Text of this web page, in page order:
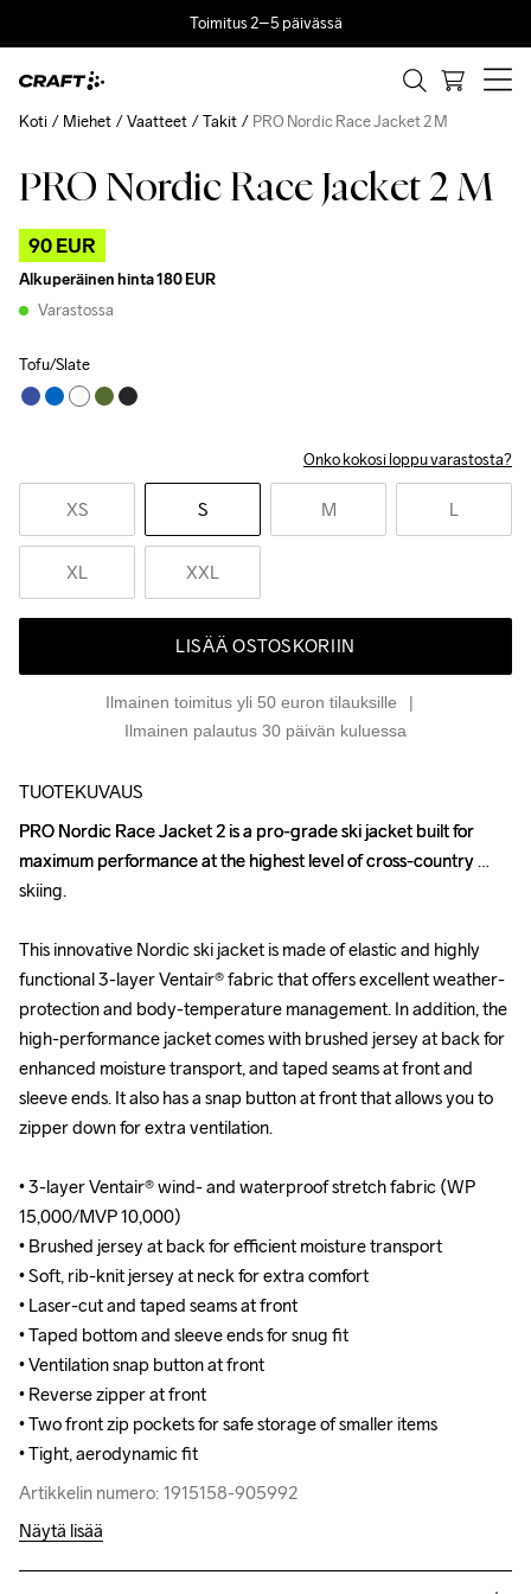
Toimitus 2–5 päivässä
PRO Nordic Race Jacket 2 M
90 EUR
Alkuperäinen hinta180 EUR
Varastossa
Tofu/Slate
Onko kokosi loppu varastosta?
XS S M L
XL XXL
LISÄÄ OSTOSKORIIN
Ilmainen toimitus yli 50 euron tilauksille
Ilmainen palautus 30 päivän kuluessa
Koti Miehet Vaatteet Takit PRO Nordic Race Jacket 2 M
Outlet
TUOTEKUVAUS
PRO Nordic Race Jacket 2 is a pro-grade ski jacket built for
maximum performance at the highest level of cross-country
skiing.
This innovative Nordic ski jacket is made of elastic and highly
functional 3-layer Ventair® fabric that offers excellent weather-
protection and body-temperature management. In addition, the
high-performance jacket comes with brushed jersey at back for
enhanced moisture transport, and taped seams at front and
sleeve ends. It also has a snap button at front that allows you to
zipper down for extra ventilation.
• 3-layer Ventair® wind- and waterproof stretch fabric (WP
15,000/MVP 10,000)
• Brushed jersey at back for efficient moisture transport
• Soft, rib-knit jersey at neck for extra comfort
• Laser-cut and taped seams at front
• Taped bottom and sleeve ends for snug fit
• Ventilation snap button at front
• Reverse zipper at front
• Two front zip pockets for safe storage of smaller items
• Tight, aerodynamic fit
Artikkelin numero: 1915158-905992
PRO Nordic Race Jacket 2 is a pro-grade ski jacket built for
maximum performance at the highest level of cross-country
skiing.
This innovative Nordic ski jacket is made of elastic and highly
functional 3-layer Ventair® fabric that offers excellent weather-
protection and body-temperature management. In addition, the
high-performance jacket comes with brushed jersey at back for
enhanced moisture transport, and taped seams at front and
sleeve ends. It also has a snap button at front that allows you to
zipper down for extra ventilation.
• 3-layer Ventair® wind- and waterproof stretch fabric (WP
15,000/MVP 10,000)
• Brushed jersey at back for efficient moisture transport
• Soft, rib-knit jersey at neck for extra comfort
• Laser-cut and taped seams at front
• Taped bottom and sleeve ends for snug fit
• Ventilation snap button at front
• Reverse zipper at front
• Two front zip pockets for safe storage of smaller items
• Tight, aerodynamic fit
Artikkelin numero: 1915158-905992
Näytä lisää